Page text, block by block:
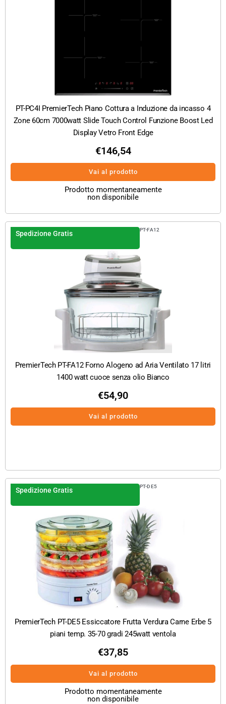
PT-PC4I PremierTech Piano Cottura a Induzione da incasso 4
Zone 60cm 7000watt Slide Touch Control Funzione Boost Led
Display Vetro Front Edge
€146,54
Vai al prodotto
Prodotto momentaneamente
non disponibile
Spedizione Gratis PT-FA12
PremierTech PT-FA12 Forno Alogeno ad Aria Ventilato 17 litri
1400 watt cuoce senza olio Bianco
€54,90
Vai al prodotto
Spedizione Gratis PT-DE5
PremierTech PT-DE5 Essiccatore Frutta Verdura Carne Erbe 5
piani temp. 35-70 gradi 245watt ventola
€37,85
Vai al prodotto
Prodotto momentaneamente
non disponibile